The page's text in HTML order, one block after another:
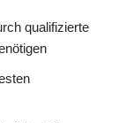
qualifizierte